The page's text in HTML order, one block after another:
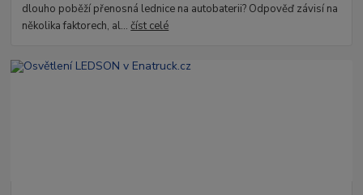
dlouho poběží přenosná lednice na autobaterii? Odpověď závisí na
několika faktorech, al...číst celé